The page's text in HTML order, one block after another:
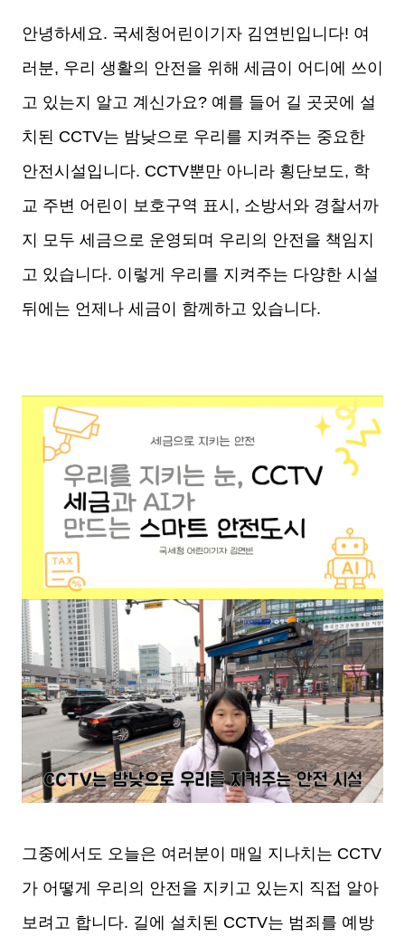
안녕하세요. 국세청어린이기자 김연빈입니다! 여
러분, 우리 생활의 안전을 위해 세금이 어디에 쓰이
고 있는지 알고 계신가요? 예를 들어 길 곳곳에 설
치된 CCTV는 밤낮으로 우리를 지켜주는 중요한
안전시설입니다. CCTV뿐만 아니라 횡단보도, 학
교 주변 어린이 보호구역 표시, 소방서와 경찰서까
지 모두 세금으로 운영되며 우리의 안전을 책임지
고 있습니다. 이렇게 우리를 지켜주는 다양한 시설
뒤에는 언제나 세금이 함께하고 있습니다.
그중에서도 오늘은 여러분이 매일 지나치는 CCTV
가 어떻게 우리의 안전을 지키고 있는지 직접 알아
보려고 합니다. 길에 설치된 CCTV는 범죄를 예방